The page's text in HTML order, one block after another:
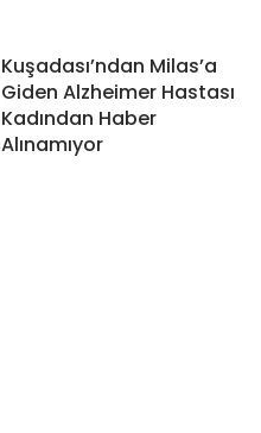
Kuşadası’ndan Milas’a
Giden Alzheimer Hastası
Kadından Haber
Alınamıyor